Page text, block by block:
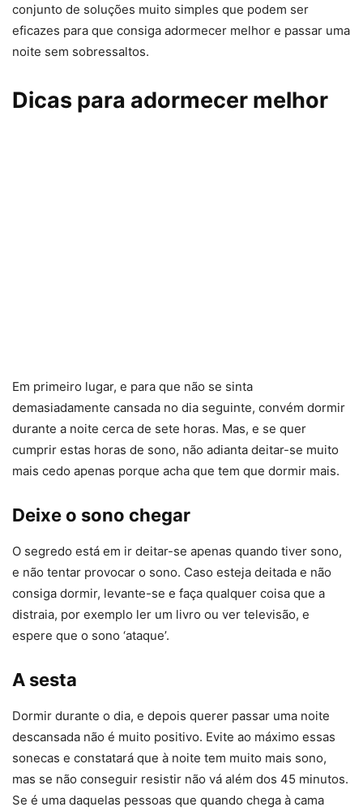
conjunto de soluções muito simples que podem ser
eficazes para que consiga adormecer melhor e passar uma
noite sem sobressaltos.
Dicas para adormecer melhor
Em primeiro lugar, e para que não se sinta
demasiadamente cansada no dia seguinte, convém dormir
durante a noite cerca de sete horas. Mas, e se quer
cumprir estas horas de sono, não adianta deitar-se muito
mais cedo apenas porque acha que tem que dormir mais.
Deixe o sono chegar
O segredo está em ir deitar-se apenas quando tiver sono,
e não tentar provocar o sono. Caso esteja deitada e não
consiga dormir, levante-se e faça qualquer coisa que a
distraia, por exemplo ler um livro ou ver televisão, e
espere que o sono ‘ataque’.
A sesta
Dormir durante o dia, e depois querer passar uma noite
descansada não é muito positivo. Evite ao máximo essas
sonecas e constatará que à noite tem muito mais sono,
mas se não conseguir resistir não vá além dos 45 minutos.
Se é uma daquelas pessoas que quando chega à cama